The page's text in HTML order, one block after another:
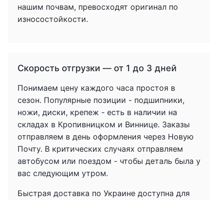
нашим почвам, превосходят оригинал по
износостойкости.
Скорость отгрузки — от 1 до 3 дней
Понимаем цену каждого часа простоя в
сезон. Популярные позиции - подшипники,
ножи, диски, крепеж - есть в наличии на
складах в Кропивницком и Виннице. Заказы
отправляем в день оформления через Новую
Почту. В критических случаях отправляем
автобусом или поездом - чтобы деталь была у
вас следующим утром.
Быстрая доставка по Украине доступна для